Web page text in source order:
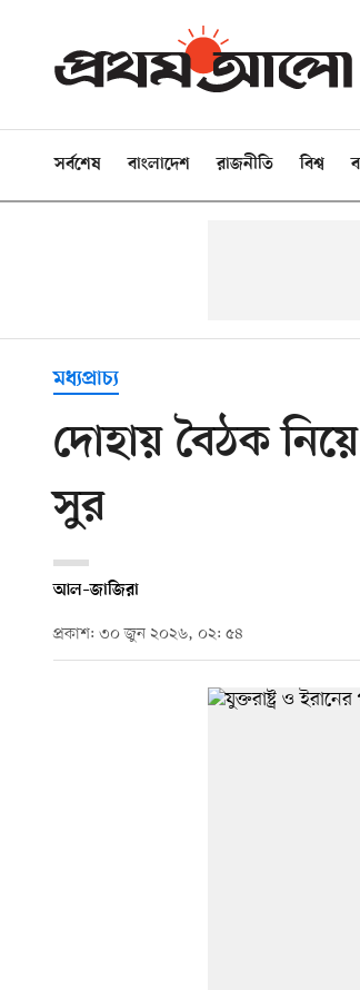
সর্বশেষ বাংলাদেশ রাজনীতি বিশ্ব
মধ্যপ্রাচ্য
দোহায় বৈঠক
সুর
আল–জাজিরা
প্রকাশ: ৩০ জুন ২০২৬, ০২: ৫৪